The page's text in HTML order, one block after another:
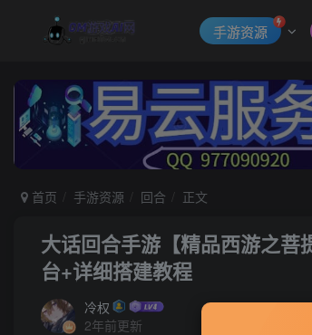
手游资源
首页 手游资源 回合 正文
大话回合手游【精品西游之
台+详细搭建教程
冷权
2年前更新